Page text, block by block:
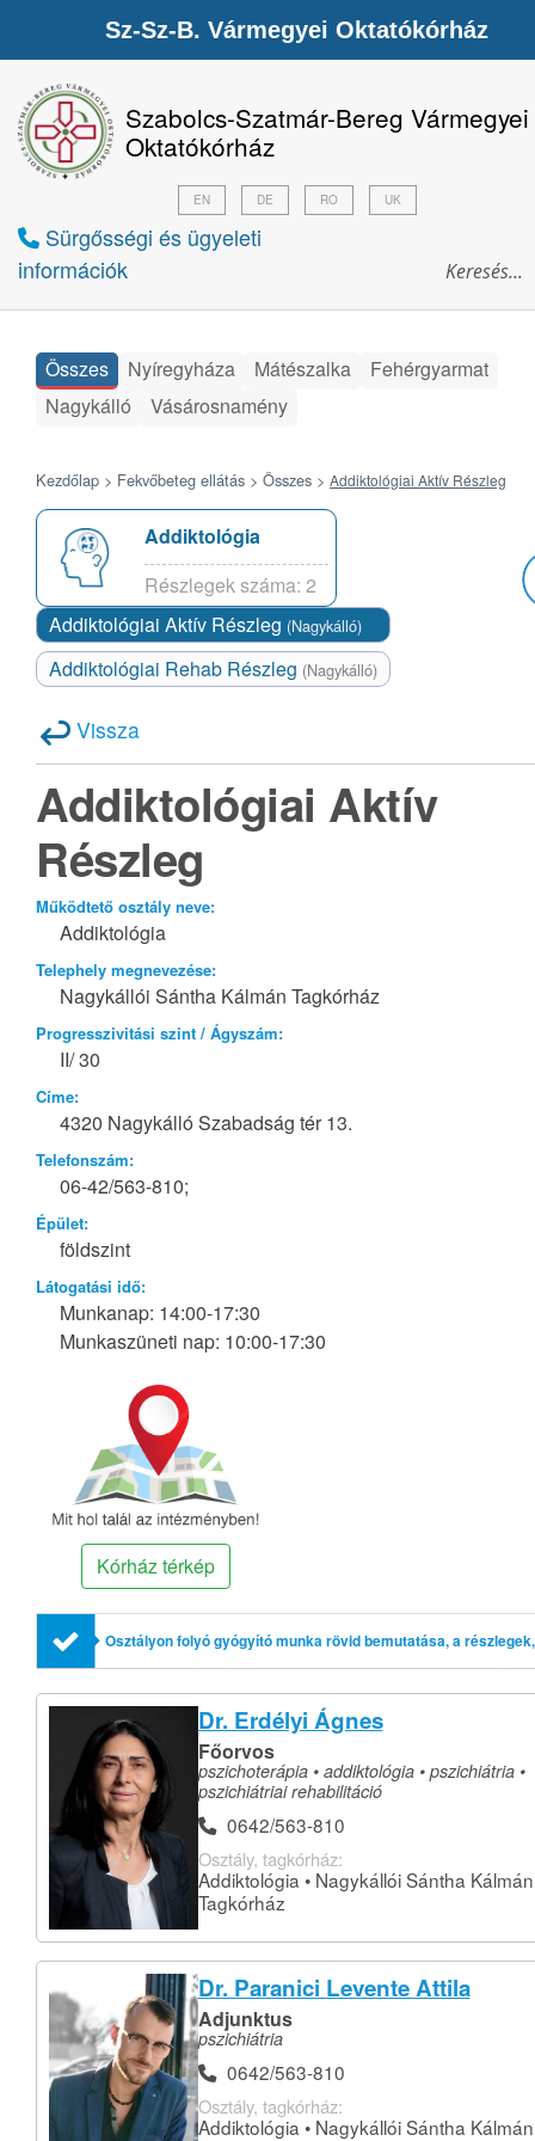
Szabolcs-Szatmár-Bereg Vármegyei
Oktatókórház
Sürgősségi és ügyeleti
információk
EN DE RO UK
Összes Nyíregyháza Mátészalka
Fehérgyarmat
Nagykálló
Vásárosnamény
Kezdőlap > Fekvőbeteg ellátás > Összes > Addiktológiai Aktív Részleg
Addiktológia
Részlegek száma: 2
Addiktológiai Aktív Részleg (Nagykálló)
Addiktológiai Rehab Részleg (Nagykálló)
Vissza
Addiktológiai Aktív
Részleg
Működtető osztály neve:
Addiktológia
Telephely megnevezése:
Nagykállói Sántha Kálmán Tagkórház
Progresszivitási szint / Ágyszám:
II/ 30
Címe:
4320 Nagykálló Szabadság tér 13.
Telefonszám:
06-42/563-810;
Épület:
földszint
Látogatási idő:
Munkanap: 14:00-17:30
Munkaszüneti nap: 10:00-17:30
Kórház térkép
Osztályon folyó gyógyító munka rövid bemutatása, a részlegek,
Dr. Erdélyi Ágnes
Főorvos
pszichoterápia • addiktológia • pszichiátria •
pszichiátriai rehabilitáció
0642/563-810
Osztály, tagkórház:
Addiktológia • Nagykállói Sántha Kálmán
Tagkórház
Dr. Paranici Levente Attila
Adjunktus
pszichiátria
0642/563-810
Osztály, tagkórház:
Addiktológia • Nagykállói Sántha Kálmán
Sz-Sz-B. Vármegyei Oktatókórház